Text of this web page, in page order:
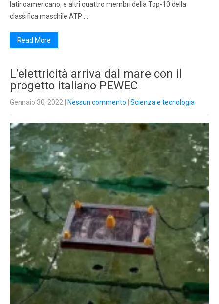
latinoamericano, e altri quattro membri della Top-10 della
classifica maschile ATP:…
Read More
L’elettricità arriva dal mare con il
progetto italiano PEWEC
Gennaio 30, 2022 Nessun commento Scienza e tecnologia